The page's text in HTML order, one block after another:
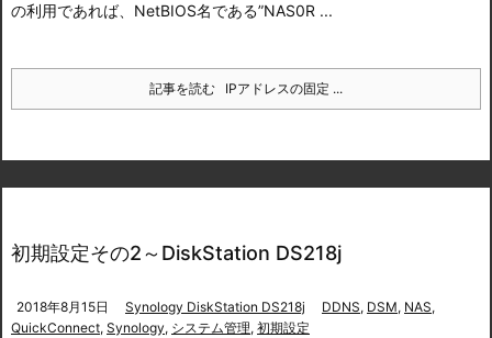
の利用であれば、NetBIOS名である”NAS0R ...
記事を読む IPアドレスの固定 ...
初期設定その2～DiskStation DS218j
2018年8月15日 Synology DiskStation DS218j DDNS, DSM, NAS,
QuickConnect, Synology, システム管理, 初期設定